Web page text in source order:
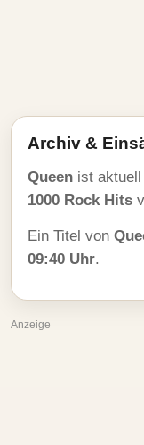
Archiv &
Queen ist
1000 Rock Hits
Ein Titel von
09:40 Uhr.
Anzeige